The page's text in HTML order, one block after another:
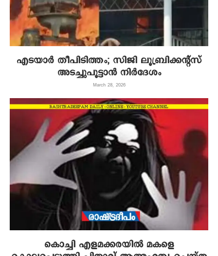
എടയാര്‍ തീപിടിത്തം; സിജി ലൂബ്രിക്കന്‍റ്സ്
അടച്ചുപൂട്ടാൻ നിർദേശം
March 28, 2026
കൊച്ചി എളമക്കരയില്‍ മകളെ